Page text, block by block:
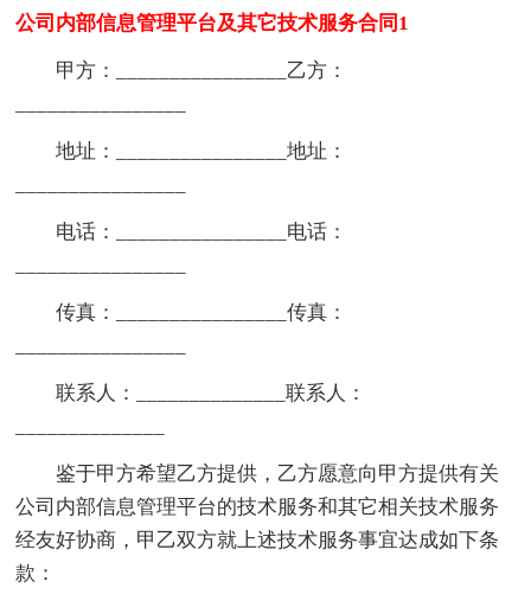
公司内部信息管理平台及其它技术服务合同1
甲方：________________乙方：
地址：________________地址：
电话：________________电话：
传真：________________传真：
联系人：______________联系人：
鉴于甲方希望乙方提供，乙方愿意向甲方提供有关
公司内部信息管理平台的技术服务和其它相关技术服务
经友好协商，甲乙双方就上述技术服务事宜达成如下条
款：